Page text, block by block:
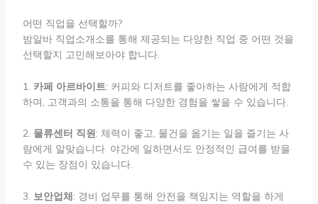
어떤 직업을 선택할까?
밤알바 직업소개소를 통해 제공되는 다양한 직업 중 어떤 것을
선택할지 고민해보아야 합니다.
1. 카페 아르바이트: 커피와 디저트를 좋아하는 사람에게 적합
하며, 고객과의 소통을 통해 다양한 경험을 쌓을 수 있습니다.
2. 물류센터 직원: 체력이 좋고, 물건을 옮기는 일을 즐기는 사
람에게 알맞습니다. 야간에 일하면서도 안정적인 급여를 받을
수 있는 장점이 있습니다.
3. 보안업체: 경비 업무를 통해 안전을 책임지는 역할을 하게